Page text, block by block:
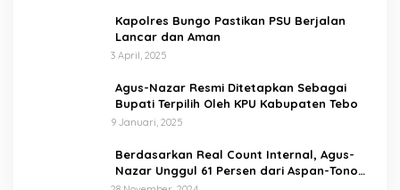
Kapolres Bungo Pastikan PSU Berjalan
Lancar dan Aman
3 April, 2025
Agus-Nazar Resmi Ditetapkan Sebagai
Bupati Terpilih Oleh KPU Kabupaten Tebo
9 Januari, 2025
Berdasarkan Real Count Internal, Agus-
Nazar Unggul 61 Persen dari Aspan-Tono
Hanya 39 Persen